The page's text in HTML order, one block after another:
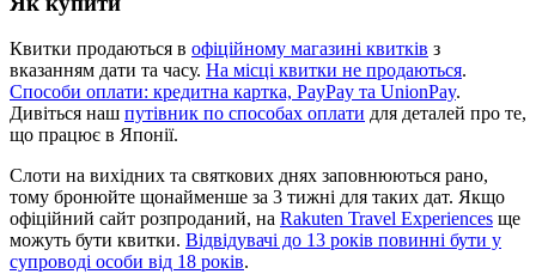
Квитки продаються в офіційному магазині квитків з
вказанням дати та часу. На місці квитки не продаються.
Способи оплати: кредитна картка, PayPay та UnionPay.
Дивіться наш путівник по способах оплати для деталей про те,
що працює в Японії.
Слоти на вихідних та святкових днях заповнюються рано,
тому бронюйте щонайменше за 3 тижні для таких дат. Якщо
офіційний сайт розпроданий, на Rakuten Travel Experiences ще
можуть бути квитки. Відвідувачі до 13 років повинні бути у
супроводі особи від 18 років.